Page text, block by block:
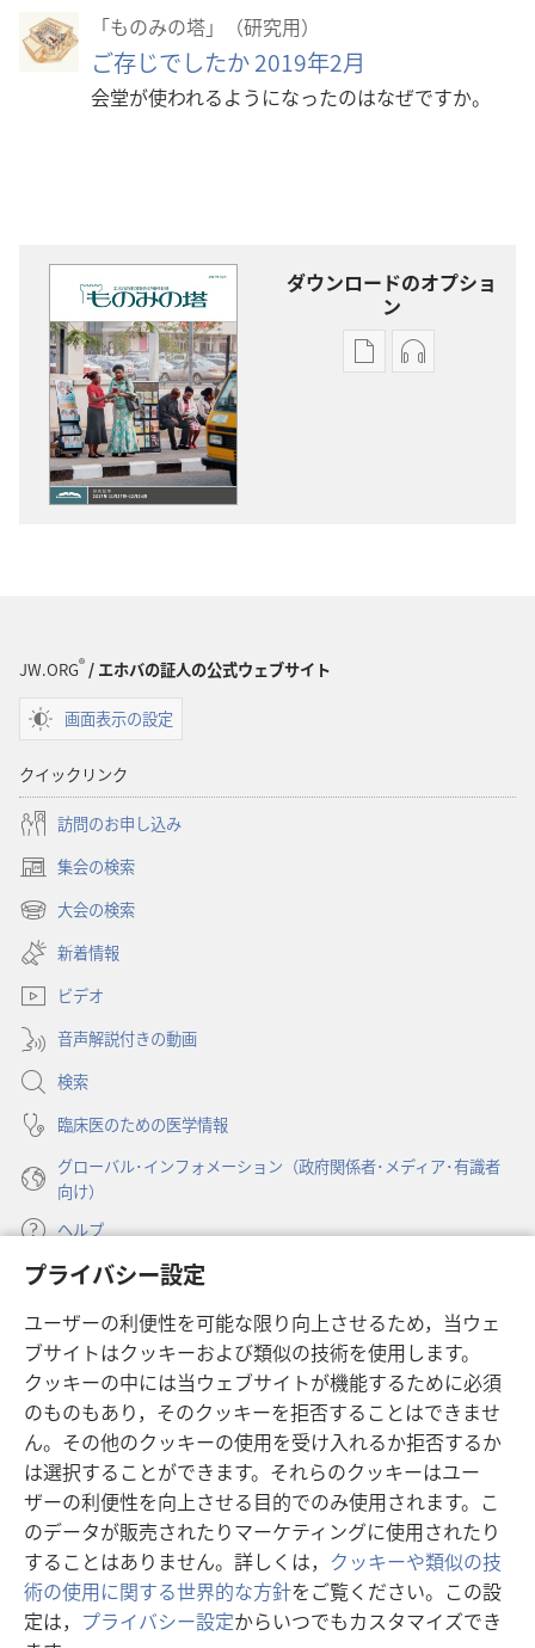
プライバシー設定
ユーザーの利便性を可能な限り向上させるため，当ウェ
ブサイトはクッキーおよび類似の技術を使用します。
クッキーの中には当ウェブサイトが機能するために必須
のものもあり，そのクッキーを拒否することはできませ
ん。その他のクッキーの使用を受け入れるか拒否するか
は選択することができます。それらのクッキーはユー
ザーの利便性を向上させる目的でのみ使用されます。こ
のデータが販売されたりマーケティングに使用されたり
することはありません。詳しくは， クッキーや類似の技
術の使用に関する世界的な方針をご覧ください。この設
定は， プライバシー設定からいつでもカスタマイズでき
「ものみの塔」（研究用）
ご存じでしたか 2019年2月
会堂が使われるようになったのはなぜですか。
ダウンロードのオプショ
ン
出
オー
JW.ORG® / エホバの証人の公式ウェブサイト
画面表示の設定
クイックリンク
訪問のお申し込み
集会の検索
（新
し
タ
で
開
く）
大会の検索
（新
し
い
タ
ブ
で
開
く）
新着情報
ビデオ
音声解説付きの動画
検索
臨床医のための医学情報
グローバル･インフォメーション（政府関係者･メディア･有識者
向け）
ヘルプ
寄付
し
い
タ
ブ
で
開
く）
ものみの塔 オンライン・ライブラリー
（新
し
い
タ
ブ
で
開
く）
JW Hub ®
（新
し
い
タ
ブ
で
開
く）
JW Library ®
Watchtower Library®
Copyright